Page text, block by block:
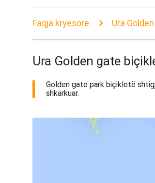
Faqja kryesore Ura
Ura Golden gate
Golden gate park biçikletë
shkarkuar.